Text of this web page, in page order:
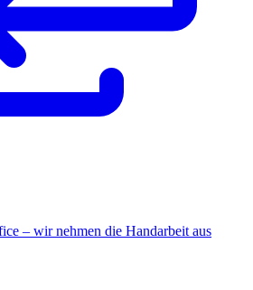
– wir nehmen die Handarbeit aus